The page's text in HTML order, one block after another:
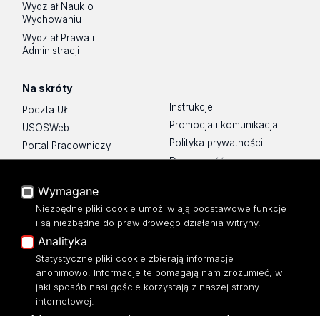
Wydział Nauk o
Wychowaniu
Wydział Prawa i
Administracji
Na skróty
Poczta UŁ
USOSWeb
Portal Pracowniczy
Baza Aktów Własnych
Moodle
Eksperci UŁ
Polityka Prywatności
Dostępność
Instrukcje
Promocja i komunikacja
Polityka prywatności
Dostępność
Bufet ☕
Wymagane
Niezbędne pliki cookie umożliwiają podstawowe funkcje
i są niezbędne do prawidłowego działania witryny.
Analityka
Statystyczne pliki cookie zbierają informacje
anonimowo. Informacje te pomagają nam zrozumieć, w
jaki sposób nasi goście korzystają z naszej strony
internetowej.